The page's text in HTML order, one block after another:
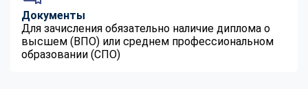
Документы
Для зачисления обязательно наличие диплома о
высшем (ВПО) или среднем профессиональном
образовании (СПО)